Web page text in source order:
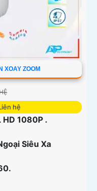
XOAY ZOOM
hệ
HD 1080P .
Siêu Xa